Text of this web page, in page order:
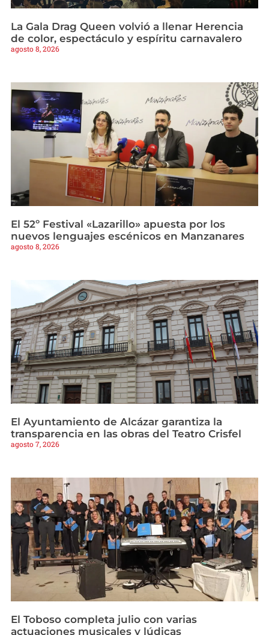
La Gala Drag Queen volvió a llenar Herencia
de color, espectáculo y espíritu carnavalero
agosto 8, 2026
El 52º Festival «Lazarillo» apuesta por los
nuevos lenguajes escénicos en Manzanares
agosto 8, 2026
El Ayuntamiento de Alcázar garantiza la
transparencia en las obras del Teatro Crisfel
agosto 7, 2026
El Toboso completa julio con varias
actuaciones musicales y lúdicas